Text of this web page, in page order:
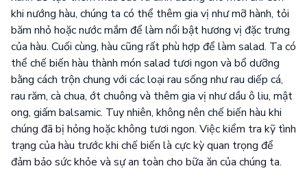
khi nướng hàu, chúng ta có thể thêm gia vị như mỡ hành, tỏi
băm nhỏ hoặc nước mắm để làm nổi bật hương vị đặc trưng
của hàu. Cuối cùng, hàu cũng rất phù hợp để làm salad. Ta có
thể chế biến hàu thành món salad tươi ngon và bổ dưỡng
bằng cách trộn chung với các loại rau sống như rau diếp cá,
rau răm, cà chua, ớt chuông và thêm gia vị như dầu ô liu, mật
ong, giấm balsamic. Tuy nhiên, không nên chế biến hàu khi
chúng đã bị hỏng hoặc không tươi ngon. Việc kiểm tra kỹ tình
trạng của hàu trước khi chế biến là cực kỳ quan trọng để
đảm bảo sức khỏe và sự an toàn cho bữa ăn của chúng ta.